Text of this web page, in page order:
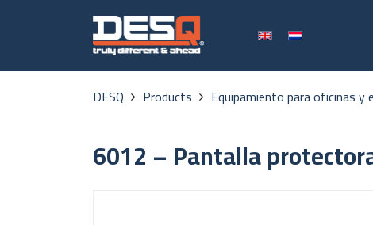
DESQ Products Equipamiento para oficinas y
6012 – Pantalla